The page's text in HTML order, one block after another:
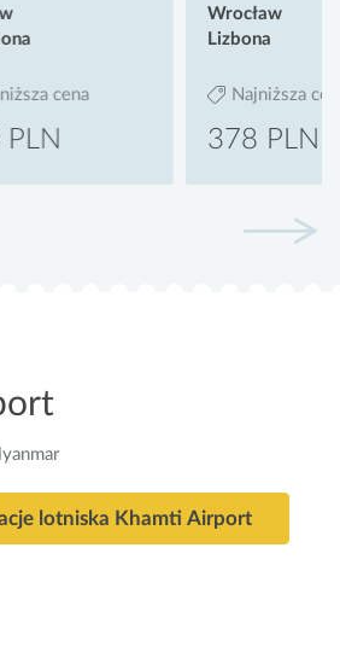
Najniższa cena
378 PLN
lotniska Khamti Airport